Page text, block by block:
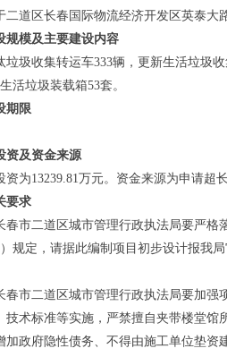
二道区长春国际物流经济开发区英泰大
规模及主要建设内容
垃圾收集转运车333辆，更新生活垃圾
活垃圾装载箱53套。
期限
资及资金来源
资为13239.81万元。资金来源为申请超
要求
春市二道区城市管理行政执法局要严格
）规定，请据此编制项目初步设计报
春市二道区城市管理行政执法局要加
技术标准等实施，严禁擅自夹带楼堂
加政府隐性债务、不得由施工单位垫